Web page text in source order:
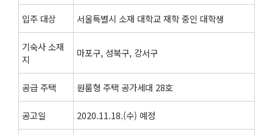
입주 대상 서울특별시 소재 대학교 재학 중인 대학생
기숙사 소재
지
마포구, 성북구, 강서구
공급 주택 원룸형 주택 공가세대 28호
공고일 2020.11.18.(수) 예정